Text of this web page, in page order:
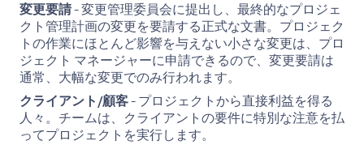
変更要請- 変更管理委員会に提出し、最終的なプロジェ
クト管理計画の変更を要請する正式な文書。プロジェク
トの作業にほとんど影響を与えない小さな変更は、プロ
ジェクト マネージャーに申請できるので、変更要請は
通常、大幅な変更でのみ行われます。
クライアント/顧客- プロジェクトから直接利益を得る
人々。チームは、クライアントの要件に特別な注意を払
ってプロジェクトを実行します。